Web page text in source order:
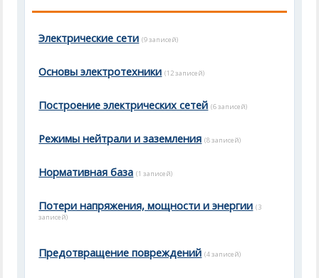
Электрические сети (9 записей)
Основы электротехники (12 записей)
Построение электрических сетей (6 записей)
Режимы нейтрали и заземления (8 записей)
Нормативная база (1 записей)
Потери напряжения, мощности и энергии (3
записей)
Предотвращение повреждений (4 записей)